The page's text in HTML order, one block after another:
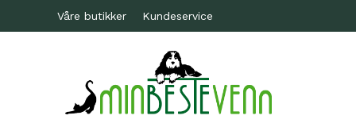
Våre butikker Kundeservice